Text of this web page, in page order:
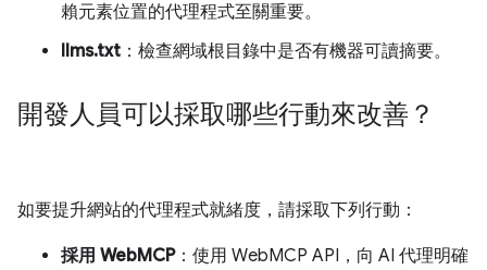
賴元素位置的代理程式至關重要。
llms.txt ：檢查網域根目錄中是否有機器可讀摘要。
開發人員可以採取哪些行動來改善？
如要提升網站的代理程式就緒度，請採取下列行動：
採用 WebMCP：使用 WebMCP API，向 AI 代理明確